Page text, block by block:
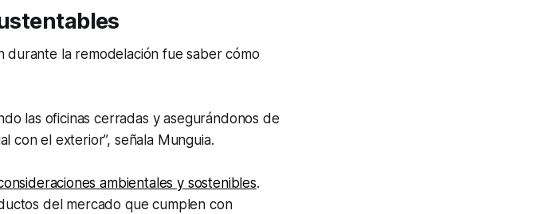
la remodelación fue saber cómo
las oficinas cerradas y asegurándonos de
con el exterior”, señala Munguia.
ambientales y sostenibles.
del mercado que cumplen con